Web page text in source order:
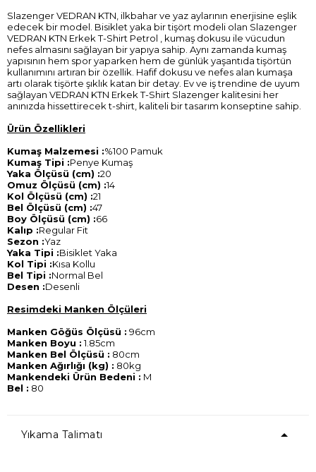
Slazenger VEDRAN KTN, ilkbahar ve yaz aylarının enerjisine eşlik
edecek bir model. Bisiklet yaka bir tişört modeli olan Slazenger
VEDRAN KTN Erkek T-Shirt Petrol , kumaş dokusu ile vücudun
nefes almasını sağlayan bir yapıya sahip. Aynı zamanda kumaş
yapısının hem spor yaparken hem de günlük yaşantıda tişörtün
kullanımını artıran bir özellik. Hafif dokusu ve nefes alan kumaşa
artı olarak tişörte şıklık katan bir detay. Ev ve iş trendine de uyum
sağlayan VEDRAN KTN Erkek T-Shirt Slazenger kalitesini her
anınızda hissettirecek t-shirt, kaliteli bir tasarım konseptine sahip.
Ürün Özellikleri
Kumaş Malzemesi :%100 Pamuk
Kumaş Tipi :Penye Kumaş
Yaka Ölçüsü (cm) :20
Omuz Ölçüsü (cm) :14
Kol Ölçüsü (cm) :21
Bel Ölçüsü (cm) :47
Boy Ölçüsü (cm) :66
Kalıp :Regular Fit
Sezon :Yaz
Yaka Tipi :Bisiklet Yaka
Kol Tipi :Kısa Kollu
Bel Tipi :Normal Bel
Desen :Desenli
Resimdeki Manken Ölçüleri
Manken Göğüs Ölçüsü : 96cm
Manken Boyu :1.85cm
Manken Bel Ölçüsü : 80cm
Manken Ağırlığı (kg) : 80kg
Mankendeki Ürün Bedeni : M
Bel : 80
Yıkama Talimatı